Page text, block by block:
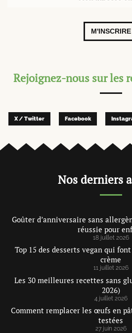
M'INSCRIRE
Rejoignez-nous sur les
X / Twitter Facebook
Nos derniers
Goûter d’anniversaire sans
réussie pour
18 juillet 2026
Top 15 des desserts vegan qui
crème
11 juillet 2026
Les 30 meilleures recettes sans
2026)
4 juillet 2026
Comment remplacer les œufs en
testées
27 juin 2026